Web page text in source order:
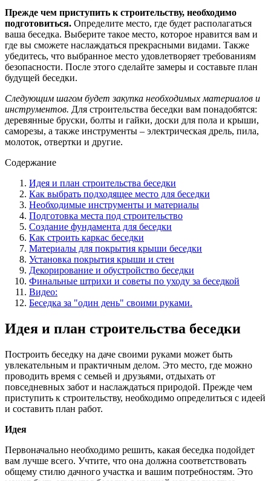
Прежде чем приступить к строительству, необходимо
подготовиться. Определите место, где будет располагаться
ваша беседка. Выберите такое место, которое нравится вам и
где вы сможете наслаждаться прекрасными видами. Также
убедитесь, что выбранное место удовлетворяет требованиям
безопасности. После этого сделайте замеры и составьте план
будущей беседки.
Следующим шагом будет закупка необходимых материалов и
инструментов. Для строительства беседки вам понадобятся:
деревянные бруски, болты и гайки, доски для пола и крыши,
саморезы, а также инструменты – электрическая дрель, пила,
молоток, отвертки и другие.
Содержание
Идея и план строительства беседки
Как выбрать подходящее место для беседки
Необходимые инструменты и материалы
Подготовка места под строительство
Создание фундамента для беседки
Как строить каркас беседки
Материалы для покрытия крыши беседки
Установка покрытия крыши и стен
Декорирование и обустройство беседки
Финальные штрихи и советы по уходу за беседкой
Видео:
Беседка за "один день" своими руками.
Идея и план строительства беседки
Построить беседку на даче своими руками может быть
увлекательным и практичным делом. Это место, где можно
проводить время с семьей и друзьями, отдыхать от
повседневных забот и наслаждаться природой. Прежде чем
приступить к строительству, необходимо определиться с идеей
и составить план работ.
Идея
Первоначально необходимо решить, какая беседка подойдет
вам лучше всего. Учтите, что она должна соответствовать
общему стилю дачного участка и вашим потребностям. Это